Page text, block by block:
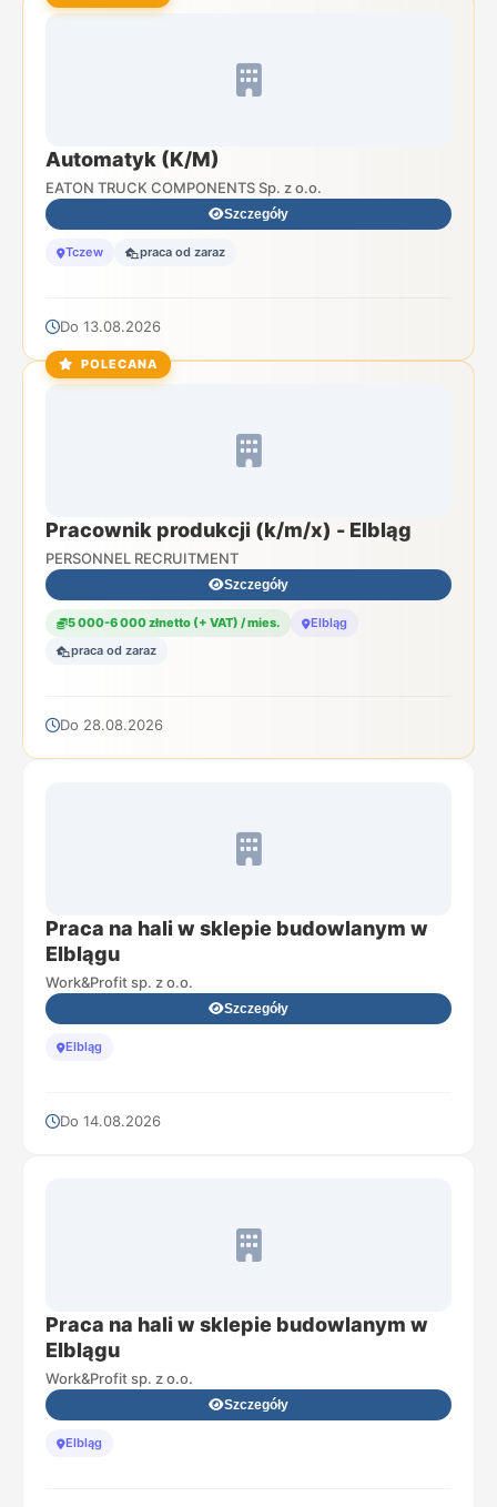
Automatyk (K/M)
EATON TRUCK COMPONENTS Sp. z o.o.
Szczegóły
Tczew praca od zaraz
Do 13.08.2026
POLECANA
Pracownik produkcji (k/m/x) - Elbląg
PERSONNEL RECRUITMENT
Szczegóły
5 000-6 000 złnetto (+ VAT) / mies.
Elbląg
praca od zaraz
Do 28.08.2026
Praca na hali w sklepie budowlanym w
Elblągu
Work&Profit sp. z o.o.
Szczegóły
Elbląg
Do 14.08.2026
Praca na hali w sklepie budowlanym w
Elblągu
Work&Profit sp. z o.o.
Szczegóły
Elbląg